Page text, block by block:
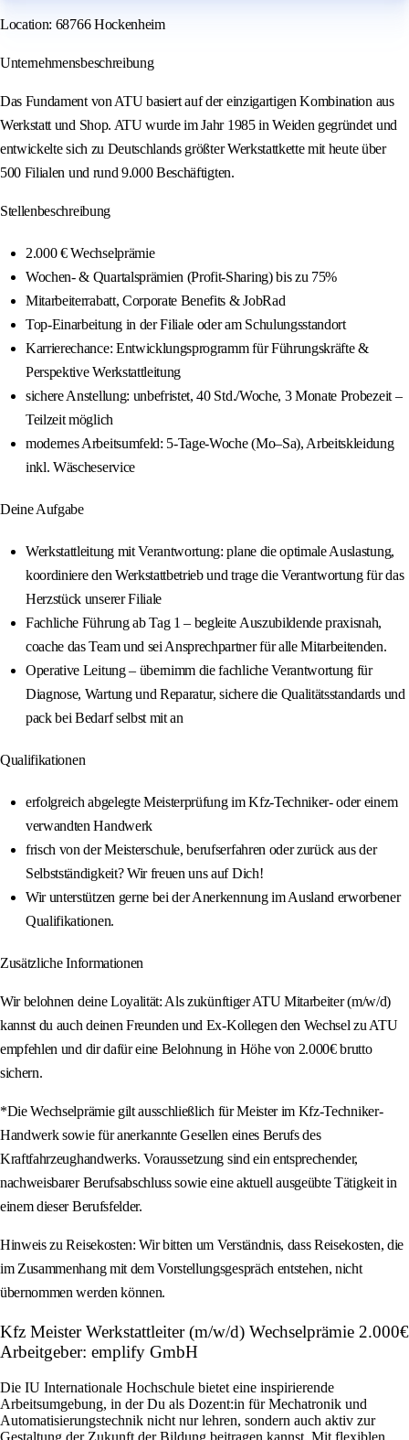
Location: 68766 Hockenheim
Unternehmensbeschreibung
Das Fundament von ATU basiert auf der einzigartigen Kombination aus
Werkstatt und Shop. ATU wurde im Jahr 1985 in Weiden gegründet und
entwickelte sich zu Deutschlands größter Werkstattkette mit heute über
500 Filialen und rund 9.000 Beschäftigten.
Stellenbeschreibung
2.000 € Wechselprämie
Wochen- & Quartalsprämien (Profit-Sharing) bis zu 75%
Mitarbeiterrabatt, Corporate Benefits & JobRad
Top-Einarbeitung in der Filiale oder am Schulungsstandort
Karrierechance: Entwicklungsprogramm für Führungskräfte &
Perspektive Werkstattleitung
sichere Anstellung: unbefristet, 40 Std./Woche, 3 Monate Probezeit –
Teilzeit möglich
modernes Arbeitsumfeld: 5-Tage-Woche (Mo–Sa), Arbeitskleidung
inkl. Wäscheservice
Deine Aufgabe
Werkstattleitung mit Verantwortung: plane die optimale Auslastung,
koordiniere den Werkstattbetrieb und trage die Verantwortung für das
Herzstück unserer Filiale
Fachliche Führung ab Tag 1 – begleite Auszubildende praxisnah,
coache das Team und sei Ansprechpartner für alle Mitarbeitenden.
Operative Leitung – übernimm die fachliche Verantwortung für
Diagnose, Wartung und Reparatur, sichere die Qualitätsstandards und
pack bei Bedarf selbst mit an
Qualifikationen
erfolgreich abgelegte Meisterprüfung im Kfz-Techniker- oder einem
verwandten Handwerk
frisch von der Meisterschule, berufserfahren oder zurück aus der
Selbstständigkeit? Wir freuen uns auf Dich!
Wir unterstützen gerne bei der Anerkennung im Ausland erworbener
Qualifikationen.
Zusätzliche Informationen
Wir belohnen deine Loyalität: Als zukünftiger ATU Mitarbeiter (m/w/d)
kannst du auch deinen Freunden und Ex-Kollegen den Wechsel zu ATU
empfehlen und dir dafür eine Belohnung in Höhe von 2.000€ brutto
sichern.
*Die Wechselprämie gilt ausschließlich für Meister im Kfz-Techniker-
Handwerk sowie für anerkannte Gesellen eines Berufs des
Kraftfahrzeughandwerks. Voraussetzung sind ein entsprechender,
nachweisbarer Berufsabschluss sowie eine aktuell ausgeübte Tätigkeit in
einem dieser Berufsfelder.
Hinweis zu Reisekosten: Wir bitten um Verständnis, dass Reisekosten, die
im Zusammenhang mit dem Vorstellungsgespräch entstehen, nicht
übernommen werden können.
Kfz Meister Werkstattleiter (m/w/d) Wechselprämie 2.000€
Arbeitgeber: emplify GmbH
Die IU Internationale Hochschule bietet eine inspirierende
Arbeitsumgebung, in der Du als Dozent:in für Mechatronik und
Automatisierungstechnik nicht nur lehren, sondern auch aktiv zur
Gestaltung der Zukunft der Bildung beitragen kannst. Mit flexiblen